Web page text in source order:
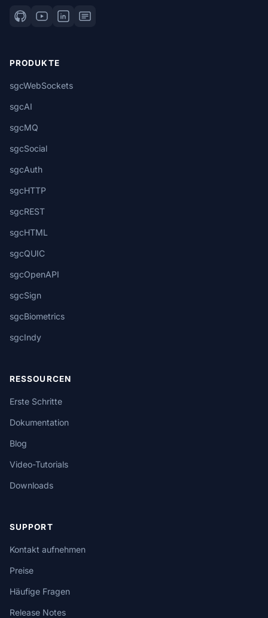
PRODUKTE
sgcWebSockets
sgcAI
sgcMQ
sgcSocial
sgcAuth
sgcHTTP
sgcREST
sgcHTML
sgcQUIC
sgcOpenAPI
sgcSign
sgcBiometrics
sgcIndy
RESSOURCEN
Erste Schritte
Dokumentation
Blog
Video-Tutorials
Downloads
SUPPORT
Kontakt aufnehmen
Preise
Häufige Fragen
Release Notes